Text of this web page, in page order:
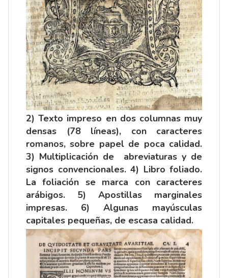
2) Texto impreso en dos columnas muy
densas (78 líneas), con caracteres
romanos, sobre papel de poca calidad.
3) Multiplicación de abreviaturas y de
signos convencionales. 4) Libro foliado.
La foliación se marca con caracteres
arábigos. 5) Apostillas marginales
impresas. 6) Algunas mayúsculas
capitales pequeñas, de escasa calidad.